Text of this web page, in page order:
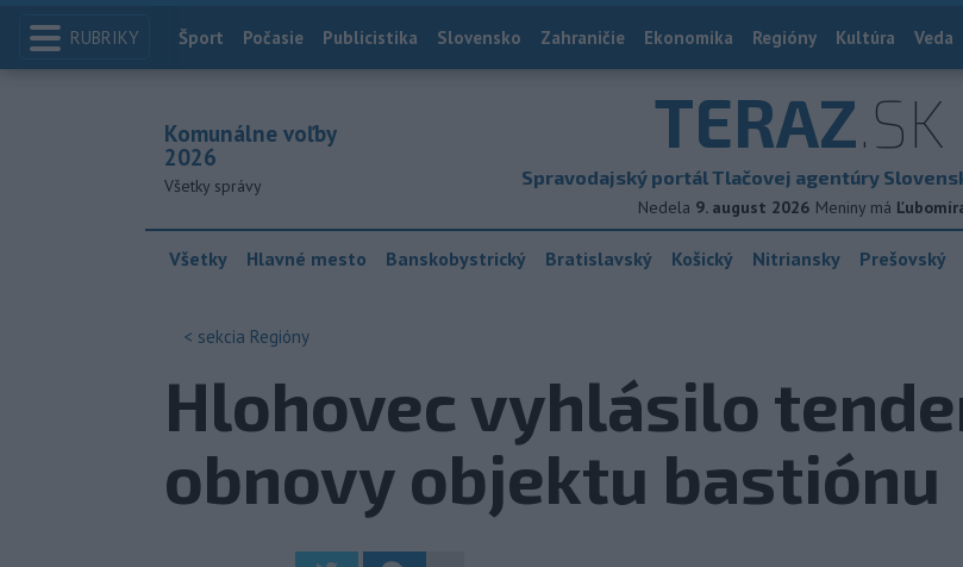
RUBRIKY Index
Šport Počasie Publicistika Slovensko Zahraničie Ekonomika Regióny Kultúra Veda
TERAZ.SK
Spravodajský portál Tlačovej agentúry
Nedela 9. august 2026 Meniny má
Komunálne voľby
2026
Všetky správy
Všetky Hlavné mesto Banskobystrický Bratislavský Košický Nitriansky Prešovský
< sekcia Regióny
Hlohovec vyhlásilo
obnovy objektu bastiónu